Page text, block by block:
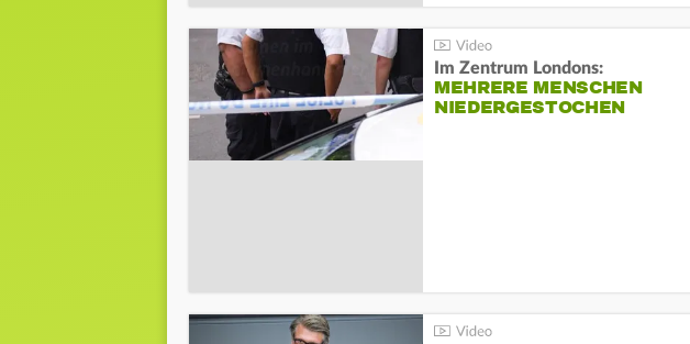
Im Zentrum Londons:
MEHRERE MENSCHEN
NIEDERGESTOCHEN